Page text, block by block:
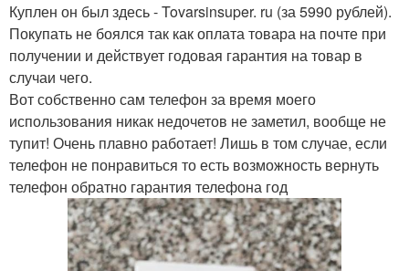
Куплен он был здесь - Tovarsinsuper. ru (за 5990 рублей).
Покупать не боялся так как оплата товара на почте при
получении и действует годовая гарантия на товар в
случаи чего.
Вот собственно сам телефон за время моего
использования никак недочетов не заметил, вообще не
тупит! Очень плавно работает! Лишь в том случае, если
телефон не понравиться то есть возможность вернуть
телефон обратно гарантия телефона год